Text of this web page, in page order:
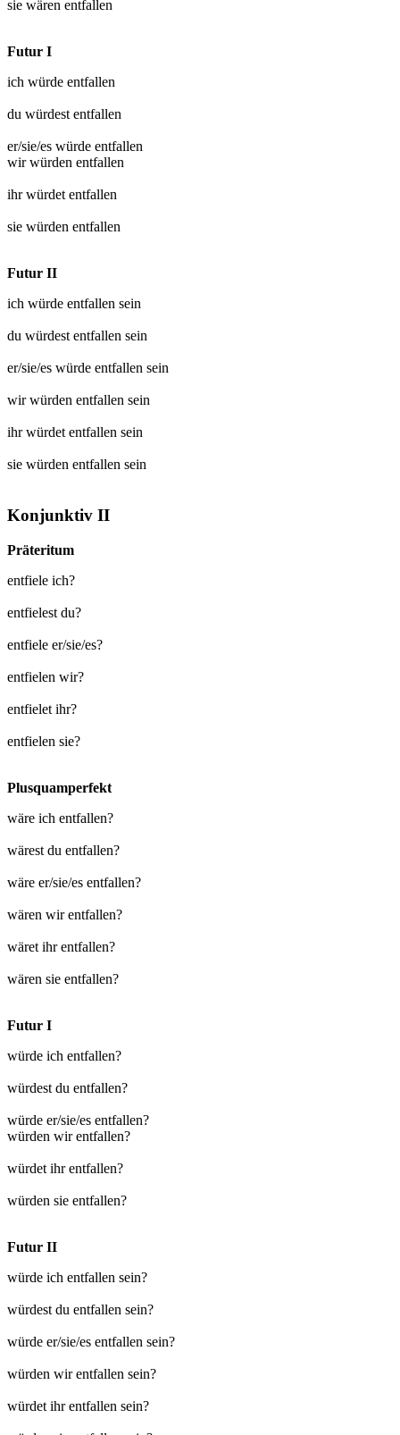
sie wären entfallen
Futur I
ich würde entfallen
du würdestentfallen
er/sie/es würde entfallen
wir würden entfallen
ihr würdetentfallen
sie würden entfallen
Futur II
ich würde entfallen sein
du würdestentfallen sein
er/sie/es würde entfallen sein
wir würden entfallen sein
ihr würdetentfallen sein
sie würden entfallen sein
Konjunktiv II
Präteritum
entfiele ich?
entfielest du?
entfiele er/sie/es?
entfielen wir?
entfielet ihr?
entfielen sie?
Plusquamperfekt
wäre ich entfallen?
wärest du entfallen?
wäre er/sie/es entfallen?
wären wir entfallen?
wäret ihr entfallen?
wären sie entfallen?
Futur I
würde ich entfallen?
würdest du entfallen?
würde er/sie/es entfallen?
würden wir entfallen?
würdet ihr entfallen?
würden sie entfallen?
Futur II
würde ich entfallen sein?
würdest du entfallen sein?
würde er/sie/es entfallen sein?
würden wir entfallen sein?
würdet ihr entfallen sein?